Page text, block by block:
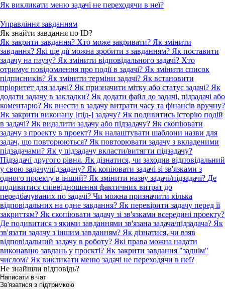
Як викликати меню задачі не переходячи в неї?
Управління завданням
Як знайти завдання по ID?
Як закрити завдання? Хто може закривати? Як змінити
завдання? Які ще дії можна зробити з завданням? Як поставити
задачу на паузу? Як змінити відповідального задачі? Хто
отримує повідомлення про події в задачі? Як змінити список
підписників? Як змінити терміни задачі? Як встановити
пріоритет для задачі? Як призначити мітку або статус задачі? Як
додати задачу в закладки? Як додати файл до задачі, підзадачі або
коментарю? Як внести в задачу витрати часу та фінансів вручну?
Як закрити виконану [під-] задачу? Як подивитись історію подій
в задачі? Як видалити задачу або підзадачу? Як скопіювати
задачу з проекту в проект? Як налаштувати шаблони назви для
задач, що повторюються? Як повторювати задачу з вкладеними
підзадачами? Як у підзадачу вкласти/витягти підзадачу?
Підзадачі другого рівня. Як дізнатися, чи заходив відповідальний
у свою задачу/підзадачу? Як копіювати задачі зі зв'язками з
одного проекту в інший? Як змінити назву задачі/підзадачі? Де
подивитися співвідношення фактичних витрат до
передбачуваних по задачі? Чи можна призначити кілька
відповідальних на одне завдання? Як перевірити задачу перед її
закриттям? Як скопіювати задачу зі зв'язками всередині проекту?
Де подивитися з якими завданнями зв'язана задача/підзадача? Як
зв'язати задачу з іншим завданням? Як дізнатися, чи взяв
відповідальний задачу в роботу? Які права можна надати
виконавцю завдань у проєкті? Як закрити завдання "заднім"
числом? Як викликати меню задачі не переходячи в неї?
Не знайшли відповідь?
Написати в чат
Зв'язатися з підтримкою